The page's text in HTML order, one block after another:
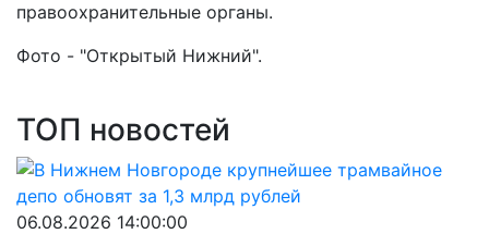
правоохранительные органы.
Фото - "Открытый Нижний".
ТОП новостей
06.08.2026 14:00:00